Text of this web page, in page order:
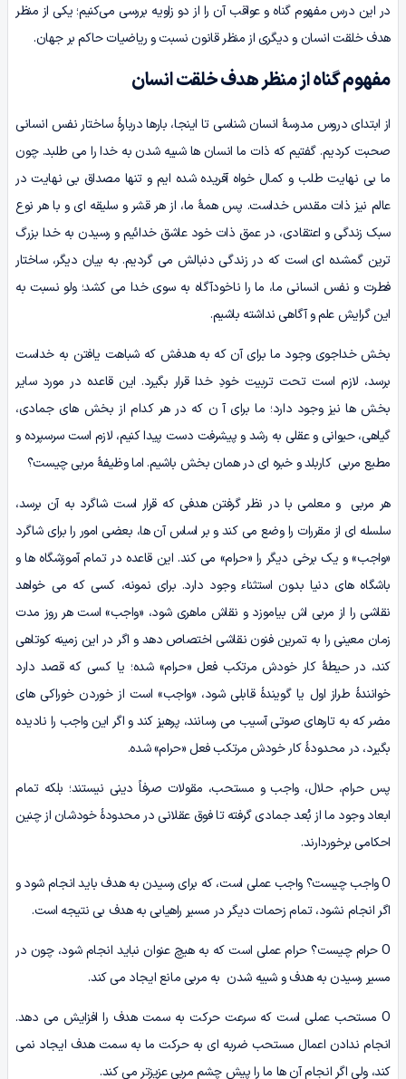
در این درس مفهوم گناه و عواقب آن را از دو زاویه بررسی می‌کنیم؛ یکی از منظر
هدف خلقت انسان و دیگری از منظر قانون نسبت و ریاضیات حاکم بر جهان.
مفهوم گناه از منظر هدف خلقت انسان
از ابتدای دروس مدرسۀ انسان شناسی تا اینجا، بارها دربارۀ ساختار نفس انسانی
صحبت کردیم. گفتیم که ذات ما انسان ها شبیه شدن به خدا را می طلبد. چون
ما بی نهایت طلب و کمال خواه آفریده شده ایم و تنها مصداق بی نهایت در
عالم نیز ذات مقدس خداست. پس همۀ ما، از هر قشر و سلیقه ای و با هر نوع
سبک زندگی و اعتقادی، در عمق ذات خود عاشق خدائیم و رسیدن به خدا بزرگ
ترین گمشده ای است که در زندگی دنبالش می گردیم. به بیان دیگر، ساختار
فطرت و نفس انسانی ما، ما را ناخودآگاه به سوی خدا می کشد؛ ولو نسبت به
این گرایش علم و آگاهی نداشته باشیم.
بخش خداجوی وجود ما برای آن که به هدفش که شباهت یافتن به خداست
برسد، لازم است تحت تربیت خودِ خدا قرار بگیرد. این قاعده در مورد سایر
بخش ها نیز وجود دارد؛ ما برای آ ن که در هر کدام از بخش های جمادی،
گیاهی، حیوانی و عقلی به رشد و پیشرفت دست پیدا کنیم، لازم است سرسپرده و
مطیع مربی کاربلد و خبره ای در همان بخش باشیم. اما وظیفۀ مربی چیست؟
هر مربی و معلمی با در نظر گرفتن هدفی که قرار است شاگرد به آن برسد،
سلسله ای از مقررات را وضع می کند و بر اساس آن ها، بعضی امور را برای شاگرد
«واجب» و یک برخی دیگر را «حرام» می کند. این قاعده در تمام آموزشگاه ها و
باشگاه های دنیا بدون استثناء وجود دارد. برای نمونه، کسی که می خواهد
نقاشی را از مربی اش بیاموزد و نقاش ماهری شود، «واجب» است هر روز مدت
زمان معینی را به تمرین فنون نقاشی اختصاص دهد و اگر در این زمینه کوتاهی
کند، در حیطۀ کار خودش مرتکب فعل «حرام» شده؛ یا کسی که قصد دارد
خوانندۀ طراز اول یا گویندۀ قابلی شود، «واجب» است از خوردن خوراکی های
مضر که به تارهای صوتی آسیب می رسانند، پرهیز کند و اگر این واجب را نادیده
بگیرد، در محدودۀ کار خودش مرتکب فعل «حرام» شده.
پس حرام، حلال، واجب و مستحب، مقولات صرفاً دینی نیستند؛ بلکه تمام
ابعاد وجود ما از بُعد جمادی گرفته تا فوق عقلانی در محدودۀ خودشان از چنین
احکامی برخوردارند.
O واجب چیست؟ واجب عملی است، که برای رسیدن به هدف باید انجام شود و
اگر انجام نشود، تمام زحمات دیگر در مسیر راهیابی به هدف بی نتیجه است.
O حرام چیست؟ حرام عملی است که به هیچ عنوان نباید انجام شود، چون در
مسیر رسیدن به هدف و شبیه شدن به مربی مانع ایجاد می کند.
O مستحب عملی است که سرعت حرکت به سمت هدف را افزایش می دهد.
انجام ندادن اعمال مستحب ضربه ای به حرکت ما به سمت هدف ایجاد نمی
کند، ولی اگر انجام آن ها ما را پیش چشم مربی عزیزتر می کند.